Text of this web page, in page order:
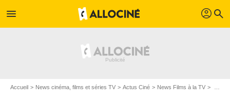
menu profil search
Accueil News cinéma, films et séries TV Actus Ciné News Films à la TV